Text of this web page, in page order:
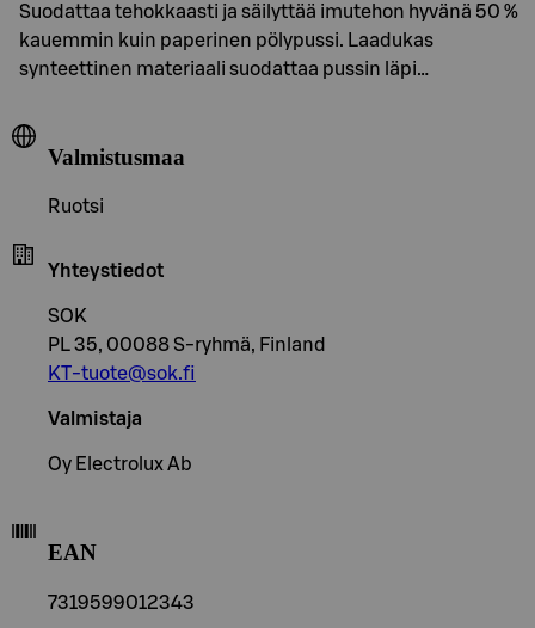
Suodattaa tehokkaasti ja säilyttää imutehon hyvänä 50 %
kauemmin kuin paperinen pölypussi. Laadukas
synteettinen materiaali suodattaa pussin läpi…
Valmistusmaa
Ruotsi
Yhteystiedot
SOK
PL 35, 00088 S-ryhmä, Finland
KT-tuote@sok.fi
Valmistaja
Oy Electrolux Ab
EAN
7319599012343